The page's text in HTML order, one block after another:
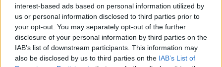
interest-based ads based on personal information utilized by
us or personal information disclosed to third parties prior to
your opt-out. You may separately opt-out of the further
disclosure of your personal information by third parties on the
IAB’s list of downstream participants. This information may
also be disclosed by us to third parties on the IAB’s List of
Contacto:
ARTÍCULO ANTERIOR
ARTÍCULO SIGUIENTE